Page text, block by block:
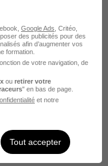
Google Ads , Critéo,
des publicités pour des
afin d’augmenter vos
formation.
de votre navigation, de
ou retirer votre
" en bas de page.
et notre
Tout accepter